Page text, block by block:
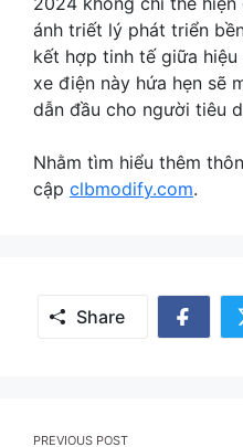
ánh triết lý phát triển
kết hợp tinh tế giữa
xe điện này hứa hẹn sẽ
dẫn đầu cho người tiêu
Nhằm tìm hiểu thêm
cập clbmodify.com.
Share
Share
PREVIOUS POST